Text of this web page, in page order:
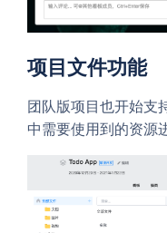
项目文件功能
团队版项目也开始支
中需要使用到的资源